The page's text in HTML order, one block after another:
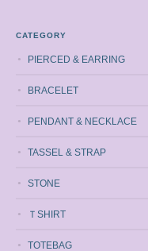
CATEGORY
PIERCED & EARRING
BRACELET
PENDANT & NECKLACE
TASSEL & STRAP
STONE
ＴSHIRT
TOTEBAG